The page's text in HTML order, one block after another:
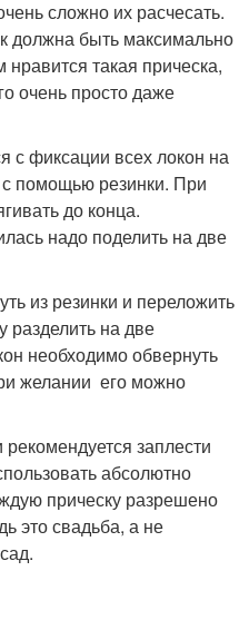
сложно их расчесать.
должна быть максимально
такая прическа,
очень просто даже
с фиксации всех локон на
помощью резинки. При
до конца.
надо поделить на две
из резинки и переложить
разделить на две
необходимо обвернуть
желании его можно
заплести
абсолютно
прическу разрешено
это свадьба, а не